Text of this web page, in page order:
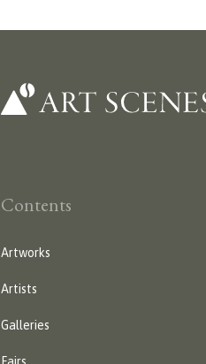
Contents
Artworks
Artists
Galleries